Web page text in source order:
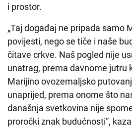
i prostor.
„Taj događaj ne pripada samo
povijesti, nego se tiče i naše
čitave crkve. Naš pogled nije
unatrag, prema davnome jutru
Marijino ovozemaljsko
unaprijed, prema onome što
današnja svetkovina nije
proročki znak budućnosti”,